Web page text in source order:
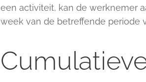
een activiteit, kan de werknemer
week van de betreffende periode